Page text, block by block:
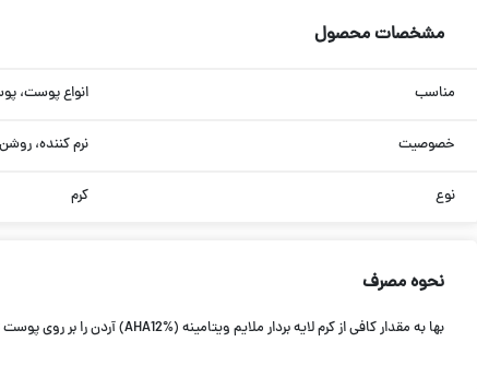
مشخصات محصول
مناسب انواع پوست،
خصوصیت نرم کننده،
نوع کرم
نحوه مصرف
بها به مقدار كافی از كرم لایه بردار ملایم ویتامینه (AHA12%) آردن را بر روی پوست تمیزشده دست و گردن پخش نمائید . صبح ها ابتدا به كمك پنبه و آب ولرم بقایای كرم را از سطح پوست پاك كرده و از كرم ضد آفتاب با فاكتور حفاظتی بالا استفاده نمائید.